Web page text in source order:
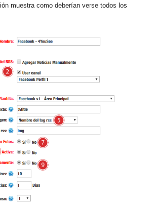
muestra como deberían verse todos los